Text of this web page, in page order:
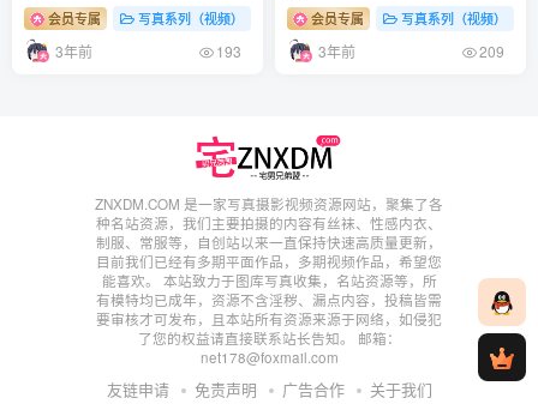
会员专属 写真系列（视频） 秀人网
3年前 193
会员专属 写真系列（视频）
3年前 209
ZNXDM.COM 是一家写真摄影视频资源网站，聚集了各
种名站资源，我们主要拍摄的内容有丝袜、性感内衣、
制服、常服等，自创站以来一直保持快速高质量更新，
目前我们已经有多期平面作品，多期视频作品，希望您
能喜欢。 本站致力于图库写真收集，名站资源等，所
有模特均已成年，资源不含淫秽、漏点内容，投稿皆需
要审核才可发布，且本站所有资源来源于网络，如侵犯
了您的权益请直接联系站长告知。 邮箱：
net178@foxmail.com
友链申请 免责声明 广告合作 关于我们